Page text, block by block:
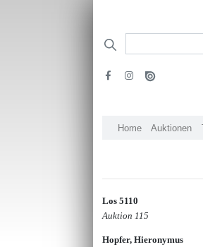
Home Auktionen
Los 5110
Auktion 115
Hopfer, Hieronymus